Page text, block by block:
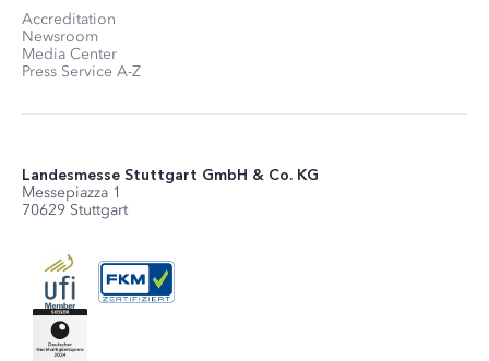
Accreditation
Newsroom
Media Center
Press Service A-Z
Landesmesse Stuttgart GmbH & Co. KG
Messepiazza 1
70629 Stuttgart